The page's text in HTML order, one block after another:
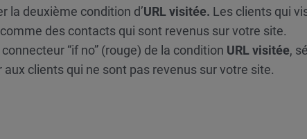
la deuxième condition d’URL visitée. Les clients qui
des contacts qui sont revenus sur votre site.
“if no” (rouge) de la condition URL visitée,
clients qui ne sont pas revenus sur votre site.